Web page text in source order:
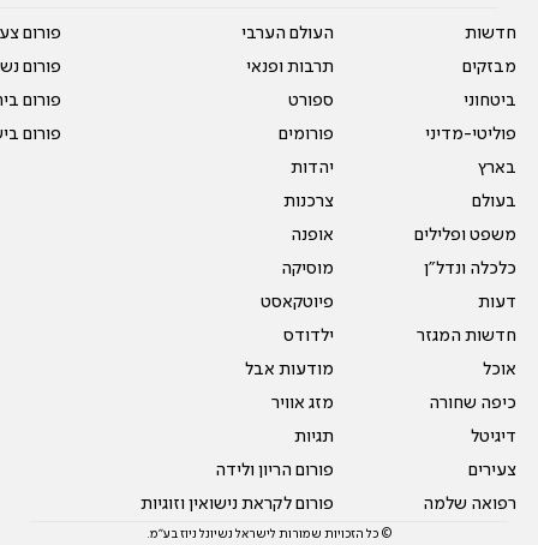
חדשות
מבזקים
ביטחוני
פוליטי-מדיני
בארץ
בעולם
משפט ופלילים
כלכלה ונדל"ן
דעות
חדשות המגזר
אוכל
כיפה שחורה
דיגיטל
צעירים
רפואה שלמה
העולם הערבי
תרבות ופנאי
ספורט
פורומים
יהדות
צרכנות
אופנה
מוסיקה
פיוטקאסט
ילדודס
מודעות אבל
מזג אוויר
תגיות
פורום הריון ולידה
פורום לקראת נישואין וזוגיות
פורום
פורום
פורום
פורום
© כל הזכויות שמורות לישראל נשיונל ניוז בע"מ.